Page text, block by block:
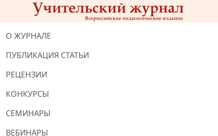
О ЖУРНАЛЕ
ПУБЛИКАЦИЯ СТАТЬИ
РЕЦЕНЗИИ
КОНКУРСЫ
СЕМИНАРЫ
ВЕБИНАРЫ